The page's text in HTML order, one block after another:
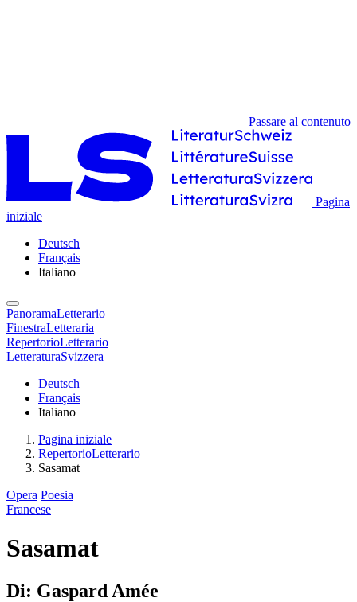
Passare al contenuto
Pagina
iniziale
Deutsch
Français
Italiano
PanoramaLetterario
FinestraLetteraria
RepertorioLetterario
LetteraturaSvizzera
Deutsch
Français
Italiano
Pagina iniziale
RepertorioLetterario
Sasamat
Opera Poesia
Francese
Sasamat
Di: Gaspard Amée